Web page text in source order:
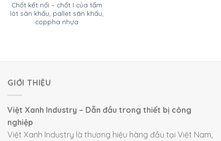
Chốt kết nối – chốt I của tấm
lót sân khấu, pallet sân khấu,
coppha nhựa
GIỚI THIỆU
Việt Xanh Industry – Dẫn đầu trong thiết bị công
nghiệp
Việt Xanh Industry là thương hiệu hàng đầu tại Việt Nam,